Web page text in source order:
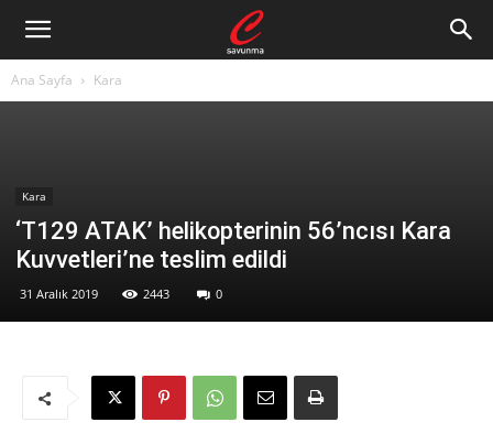
Ana Sayfa Kara
Kara
‘T129 ATAK’ helikopterinin 56’ncısı Kara
Kuvvetleri’ne teslim edildi
31 Aralık 2019 2443 0